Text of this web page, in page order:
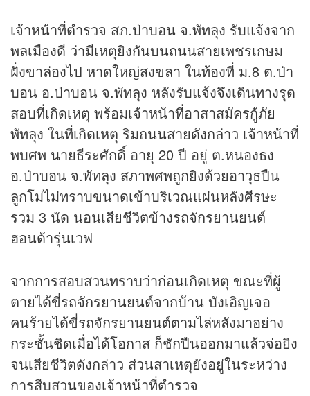
เจ้าหน้าที่ตำรวจ สภ.ป่าบอน จ.พัทลุง รับแจ้งจาก
พลเมืองดี ว่ามีเหตุยิงกันบนถนนสายเพชรเกษม
ฝั่งขาล่องไป หาดใหญ่สงขลา ในท้องที่ ม.8 ต.ป่า
บอน อ.ป่าบอน จ.พัทลุง หลังรับแจ้งจึงเดินทางรุด
สอบที่เกิดเหตุ พร้อมเจ้าหน้าที่อาสาสมัครกู้ภัย
พัทลุง ในที่เกิดเหตุ ริมถนนสายดังกล่าว เจ้าหน้าที่
พบศพ นายธีระศักดิ์ อายุ 20 ปี อยู่ ต.หนองธง
อ.ป่าบอน จ.พัทลุง สภาพศพถูกยิงด้วยอาวุธปืน
ลูกโม่ไม่ทราบขนาดเข้าบริเวณแผ่นหลังศีรษะ
รวม 3 นัด นอนเสียชีวิตข้างรถจักรยานยนต์
ฮอนด้ารุ่นเวฟ
จากการสอบสวนทราบว่าก่อนเกิดเหตุ ขณะที่ผู้
ตายได้ขี่รถจักรยานยนต์จากบ้าน บังเอิญเจอ
คนร้ายได้ขี่รถจักรยานยนต์ตามไล่หลังมาอย่าง
กระชั้นชิดเมื่อได้โอกาส ก็ชักปืนออกมาแล้วจ่อยิง
จนเสียชีวิตดังกล่าว ส่วนสาเหตุยังอยู่ในระหว่าง
การสืบสวนของเจ้าหน้าที่ตำรวจ